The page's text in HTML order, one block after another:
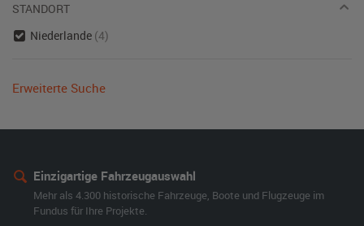
STANDORT
Niederlande (4)
Erweiterte Suche
Einzigartige Fahrzeugauswahl
Mehr als 4.300 historische Fahrzeuge, Boote und Flugzeuge im
Fundus für Ihre Projekte.